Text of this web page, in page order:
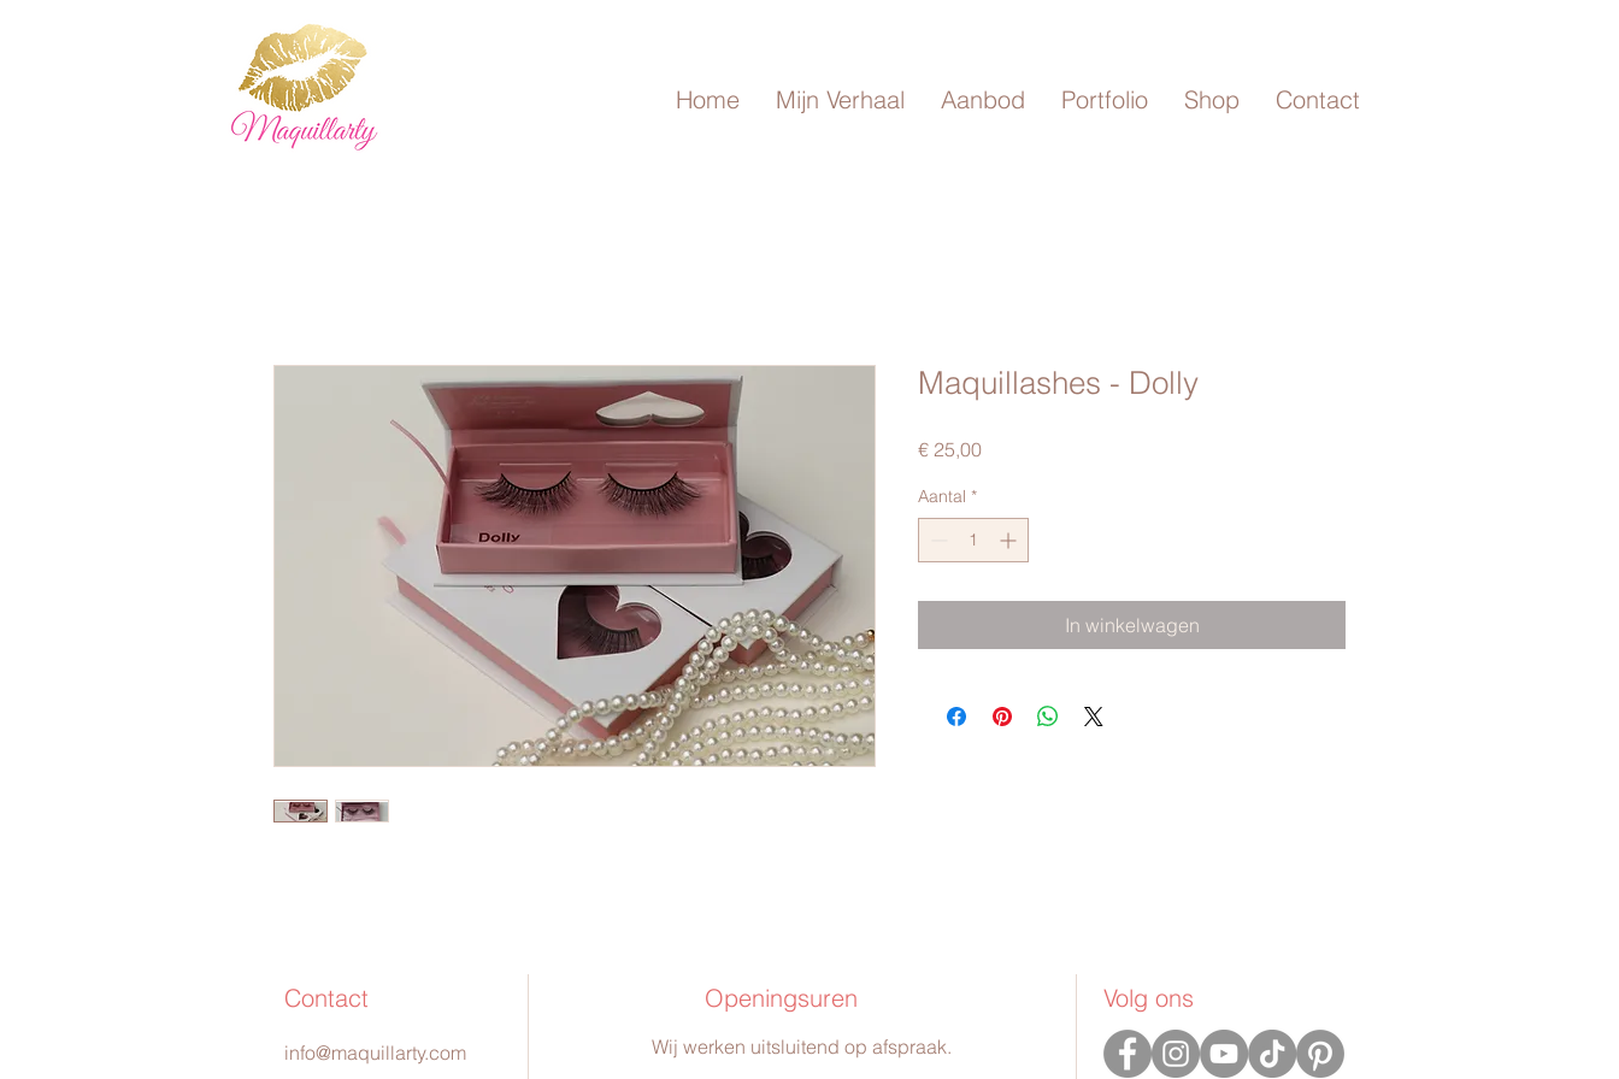
Home Mijn Verhaal Aanbod Portfolio Shop Contact
Maquillashes - Dolly
€ 25,00Prijs
Aantal *
In winkelwagen
Volg ons
Contact
info@maquillarty.com
Openingsuren
Wij werken uitsluitend op afspraak.